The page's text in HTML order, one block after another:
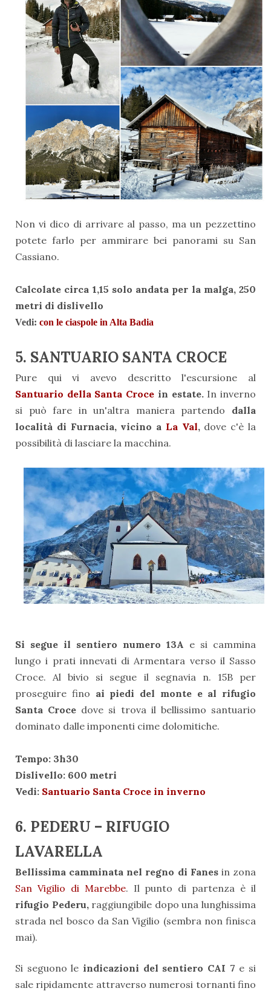
Non vi dico di arrivare al passo, ma un pezzettino
potete farlo per ammirare bei panorami su San
Cassiano.
Calcolate circa 1,15 solo andata per la malga, 250
metri di dislivello
Vedi: con le ciaspole in Alta Badia
5. SANTUARIO SANTA CROCE
Pure qui vi avevo descritto l'escursione al
Santuario della Santa Croce in estate. In inverno
si può fare in un'altra maniera partendo dalla
località di Furnacia, vicino a La Val,dove c'è la
possibilità di lasciare la macchina.
Si segue il sentiero numero 13A e si cammina
lungo i prati innevati di Armentara verso il Sasso
Croce. Al bivio si segue il segnavia n. 15B per
proseguire fino ai piedi del monte e al rifugio
Santa Croce dove si trova il bellissimo santuario
dominato dalle imponenti cime dolomitiche.
Tempo: 3h30
Dislivello: 600 metri
Vedi: Santuario Santa Croce in inverno
6. PEDERU – RIFUGIO
LAVARELLA
Bellissima camminata nel regno di Fanesin zona
San Vigilio di Marebbe. Il punto di partenza è il
rifugio Pederu, raggiungibile dopo una lunghissima
strada nel bosco da San Vigilio (sembra non finisca
mai).
Si seguono le indicazioni del sentiero CAI 7 e si
sale ripidamente attraverso numerosi tornanti fino